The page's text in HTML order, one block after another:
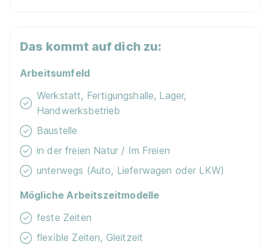
Das kommt auf dich zu:
Arbeitsumfeld
Werkstatt, Fertigungshalle, Lager,
Handwerksbetrieb
Baustelle
in der freien Natur / Im Freien
unterwegs (Auto, Lieferwagen oder LKW)
Mögliche Arbeitszeitmodelle
feste Zeiten
flexible Zeiten, Gleitzeit